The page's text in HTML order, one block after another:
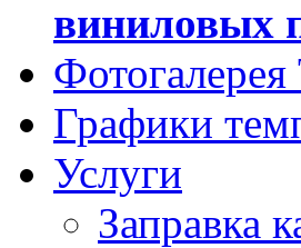
виниловых
Фотогалерея
Графики
Услуги
Заправка